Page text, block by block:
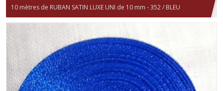
10 mètres de RUBAN SATIN LUXE UNI de 10 mm - 352 / BLEU
créatifs, noeuds